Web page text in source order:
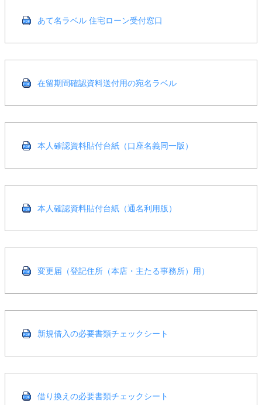
あて名ラベル 住宅ローン受付窓口
在留期間確認資料送付用の宛名ラベル
本人確認資料貼付台紙（口座名義同一版）
本人確認資料貼付台紙（通名利用版）
変更届（登記住所（本店・主たる事務所）用）
新規借入の必要書類チェックシート
借り換えの必要書類チェックシート